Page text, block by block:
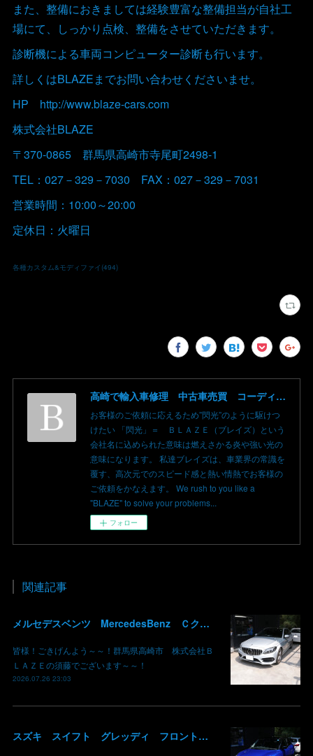
また、整備におきましては経験豊富な整備担当が自社工
場にて、しっかり点検、整備をさせていただきます。
診断機による車両コンピューター診断も行います。
詳しくはBLAZEまでお問い合わせくださいませ。
HP http://www.blaze-cars.com
株式会社BLAZE
〒370-0865 群馬県高崎市寺尾町2498-1
TEL：027－329－7030 FAX：027－329－7031
営業時間：10:00～20:00
定休日：火曜日
各種カスタム&モディファイ (494)
高崎で輸入車修理 中古車売買 コーディングならBLAZE（ブレイズ）へ│BLAZE Total Car Support & Modify in Takasaki Gunma
お客様のご依頼に応えるため”閃光”のように駆けつ
けたい 「閃光」＝ ＢＬＡＺＥ（ブレイズ）という
会社名に込められた意味は燃えさかる炎や強い光の
意味になります。 私達ブレイズは、車業界の常識を
覆す、高次元でのスピード感と熱い情熱でお客様の
ご依頼をかなえます。 We rush to you like a
"BLAZE" to solve your problems...
フォロー
関連記事
メルセデスベンツ MercedesBenz Ｃクラス バッテリー サブバッテリー 交換 パナメリカーナグリル化 コマンドシステム SSD化 群馬 高崎
皆様！ごきげんよう～～！群馬県高崎市 株式会社Ｂ
ＬＡＺＥの須藤でございます～～！
2026.07.26 23:03
スズキ スイフト グレッディ フロントリップスポイラー リアウイング 塗装 カーボン クリア 持込み部品 取り付け 群馬 高崎